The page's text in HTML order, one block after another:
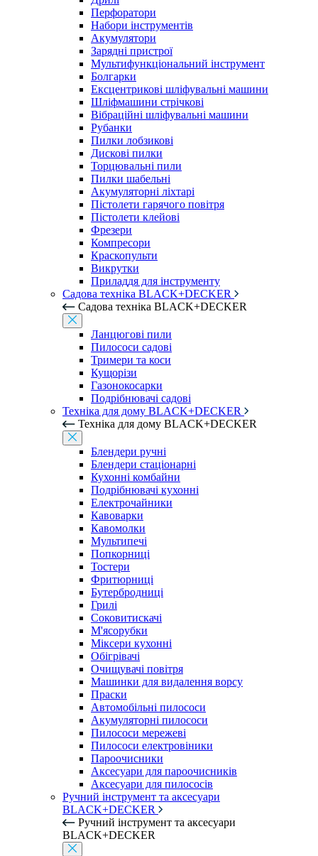
Перфоратори
Набори інструментів
Акумулятори
Зарядні пристрої
Мультифункціональний інструмент
Болгарки
Ексцентрикові шліфувальні машини
Шліфмашини стрічкові
Вібраційні шліфувальні машини
Рубанки
Пилки лобзикові
Дискові пилки
Торцювальні пили
Пилки шабельні
Акумуляторні ліхтарі
Пістолети гарячого повітря
Пістолети клейові
Фрезери
Компресори
Краскопульти
Викрутки
Приладдя для інструменту
Садова техніка BLACK+DECKER
Садова техніка BLACK+DECKER
Ланцюгові пили
Пилососи садові
Тримери та коси
Кущорізи
Газонокосарки
Подрібнювачі садові
Техніка для дому BLACK+DECKER
Техніка для дому BLACK+DECKER
Блендери ручні
Блендери стаціонарні
Кухонні комбайни
Подрібнювачі кухонні
Електрочайники
Кавоварки
Кавомолки
Мультипечі
Попкорниці
Тостери
Фритюрниці
Бутербродниці
Грилі
Соковитискачі
М'ясорубки
Міксери кухонні
Обігрівачі
Очищувачі повітря
Машинки для видалення ворсу
Праски
Автомобільні пилососи
Акумуляторні пилососи
Пилососи мережеві
Пилососи електровіники
Пароочисники
Аксесуари для пароочисників
Аксесуари для пилососів
Ручний інструмент та аксесуари
BLACK+DECKER
Ручний інструмент та аксесуари
BLACK+DECKER